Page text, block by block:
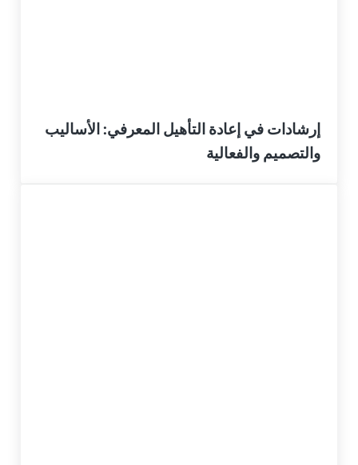
إرشادات في إعادة التأهيل المعرفي: الأساليب
والتصميم والفعالية